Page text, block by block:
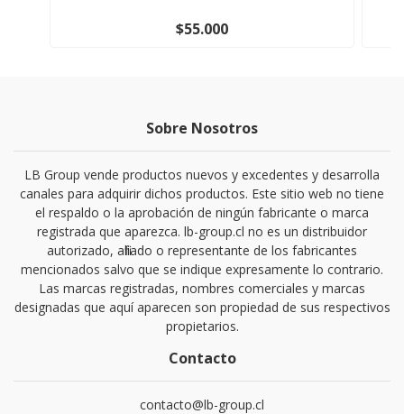
$55.000
Sobre Nosotros
LB Group vende productos nuevos y excedentes y desarrolla
canales para adquirir dichos productos. Este sitio web no tiene
el respaldo o la aprobación de ningún fabricante o marca
registrada que aparezca. lb-group.cl no es un distribuidor
autorizado, afiliado o representante de los fabricantes
mencionados salvo que se indique expresamente lo contrario.
Las marcas registradas, nombres comerciales y marcas
designadas que aquí aparecen son propiedad de sus respectivos
propietarios.
Contacto
contacto@lb-group.cl